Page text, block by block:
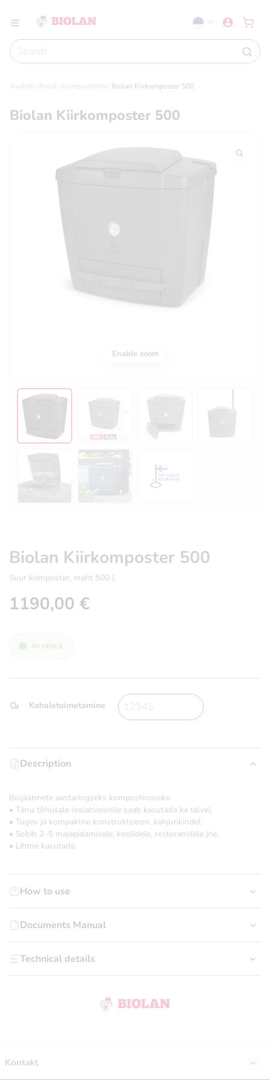
Avaleht Pood Kompostimine Biolan Kiirkomposter 500
Biolan Kiirkomposter 500
Enable zoom
Biolan Kiirkomposter 500
Suur komposter, maht 500 l.
1190,00 €
In stock
Kohaletoimetamine
Description
Biojäätmete aastaringseks kompostimiseks.
• Tänu tõhusale isolatsioonile saab kasutada ka talvel.
• Tugev ja kompaktne konstruktsioon, kahjurikindel.
• Sobib 2–5 majapidamisele, koolidele, restoranidele jne.
• Lihtne kasutada.
How to use
Documents Manual
Technical details
Kontakt